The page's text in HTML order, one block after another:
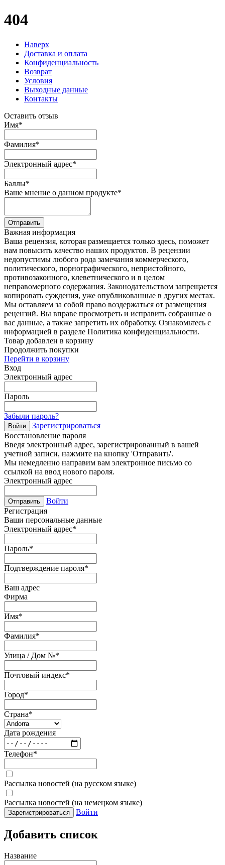
404
Наверх
Доставка и оплата
Конфиденциальность
Возврат
Условия
Выходные данные
Контакты
Оставить отзыв
Имя*
Фамилия*
Электронный адрес*
Баллы*
Ваше мнение о данном продукте*
Отправить
Важная информация
Ваша рецензия, которая размещается только здесь, поможет
нам повысить качество наших продуктов. В рецензии
недопустимы любого рода замечания коммерческого,
политического, порнографического, непристойного,
противозаконного, клеветнического и в целом
неправомерного содержания. Законодательством запрещается
копировать суждения, уже опубликованные в других местах.
Мы оставляем за собой право воздержаться от размещения
рецензий. Вы вправе просмотреть и исправить собранные о
вас данные, а также запретить их обработку. Ознакомьтесь с
информацией в разделе Политика конфиденциальности.
Товар добавлен в корзину
Продолжить покупки
Перейти в корзину
Вход
Электронный адрес
Пароль
Забыли пароль?
Войти
Зарегистрироваться
Восстановление пароля
Введя электронный адрес, зарегистрированный в вашей
учетной записи, нажмите на кнопку 'Отправить'.
Мы немедленно направим вам электронное письмо со
ссылкой на ввод нового пароля.
Электронный адрес
Отправить
Войти
Регистрация
Ваши персональные данные
Электронный адрес*
Пароль*
Подтверждение пароля*
Ваш адрес
Фирма
Имя*
Фамилия*
Улица / Дом №*
Почтовый индекс*
Город*
Страна*
Дата рождения
Телефон*
Рассылка новостей (на русском языке)
Рассылка новостей (на немецком языке)
Зарегистрироваться Войти
Добавить список
Название